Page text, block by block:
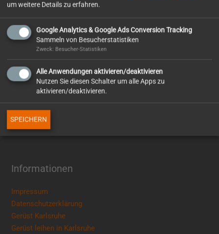
Otto Wolf GmbH
75172 Pforzheim
TELEFON
0 72 31 / 94 03 – 0
WhatsApp
E-MAIL
info@ottowolf.de
Informationen
Impressum
Datenschutzerklärung
Gerüst Karlsruhe
Gerüst leihen in Karlsruhe
um weitere Details zu erfahren.
Google Analytics & Google Ads Conversion Tracking
Sammeln von Besucherstatistiken
Zweck: Besucher-Statistiken
Alle Anwendungen aktivieren/deaktivieren
Nutzen Sie diesen Schalter um alle Apps zu
aktivieren/deaktivieren.
SPEICHERN